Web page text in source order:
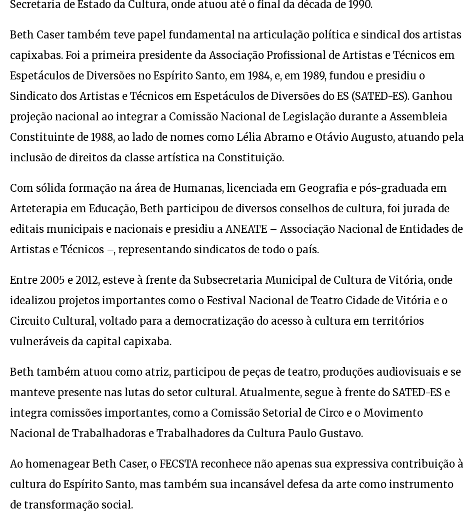
Secretaria de Estado da Cultura, onde atuou até o final da década de 1990.
Beth Caser também teve papel fundamental na articulação política e sindical dos artistas
capixabas. Foi a primeira presidente da Associação Profissional de Artistas e Técnicos em
Espetáculos de Diversões no Espírito Santo, em 1984, e, em 1989, fundou e presidiu o
Sindicato dos Artistas e Técnicos em Espetáculos de Diversões do ES (SATED-ES). Ganhou
projeção nacional ao integrar a Comissão Nacional de Legislação durante a Assembleia
Constituinte de 1988, ao lado de nomes como Lélia Abramo e Otávio Augusto, atuando pela
inclusão de direitos da classe artística na Constituição.
Com sólida formação na área de Humanas, licenciada em Geografia e pós-graduada em
Arteterapia em Educação, Beth participou de diversos conselhos de cultura, foi jurada de
editais municipais e nacionais e presidiu a ANEATE – Associação Nacional de Entidades de
Artistas e Técnicos –, representando sindicatos de todo o país.
Entre 2005 e 2012, esteve à frente da Subsecretaria Municipal de Cultura de Vitória, onde
idealizou projetos importantes como o Festival Nacional de Teatro Cidade de Vitória e o
Circuito Cultural, voltado para a democratização do acesso à cultura em territórios
vulneráveis da capital capixaba.
Beth também atuou como atriz, participou de peças de teatro, produções audiovisuais e se
manteve presente nas lutas do setor cultural. Atualmente, segue à frente do SATED-ES e
integra comissões importantes, como a Comissão Setorial de Circo e o Movimento
Nacional de Trabalhadoras e Trabalhadores da Cultura Paulo Gustavo.
Ao homenagear Beth Caser, o FECSTA reconhece não apenas sua expressiva contribuição à
cultura do Espírito Santo, mas também sua incansável defesa da arte como instrumento
de transformação social.